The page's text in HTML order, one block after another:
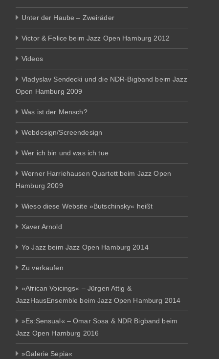
Unter der Haube – Zweiräder
Victor & Felice beim Jazz Open Hamburg 2012
Videos
Vladyslav Sendecki und die NDR-Bigband beim Jazz
Open Hamburg 2009
Was ist der Mensch?
Webdesign/Screendesign
Wer ich bin und was ich tue
Werner Harriehausen Quartett beim Jazz Open
Hamburg 2009
Wieso diese Website »Butschinsky« heißt
Xaver Arnold
Yo Jazz beim Jazz Open Hamburg 2014
Zu verkaufen
»African Voicings« – Jürgen Attig &
JazzHausEnsemble beim Jazz Open Hamburg 2014
»Es:Sensual« – Omar Sosa & NDR Bigband beim
Jazz Open Hamburg 2016
»Galerie Sepia«